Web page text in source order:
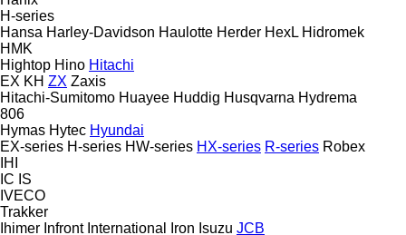
H-series
Hansa Harley-Davidson Haulotte Herder HexL Hidromek
HMK
Hightop Hino Hitachi
EX KH ZX Zaxis
Hitachi-Sumitomo Huayee Huddig Husqvarna Hydrema
806
Hymas Hytec Hyundai
EX-series H-series HW-series HX-series R-series Robex
IHI
IC IS
IVECO
Trakker
Ihimer Infront International Iron Isuzu JCB